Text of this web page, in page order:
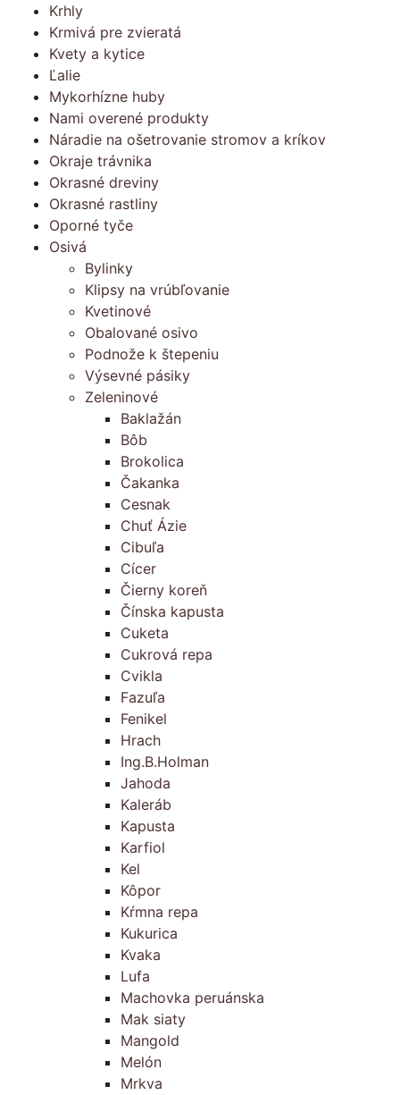
Krhly
Krmivá pre zvieratá
Kvety a kytice
Ľalie
Mykorhízne huby
Nami overené produkty
Náradie na ošetrovanie stromov a kríkov
Okraje trávnika
Okrasné dreviny
Okrasné rastliny
Oporné tyče
Osivá
Bylinky
Klipsy na vrúbľovanie
Kvetinové
Obalované osivo
Podnože k štepeniu
Výsevné pásiky
Zeleninové
Baklažán
Bôb
Brokolica
Čakanka
Cesnak
Chuť Ázie
Cibuľa
Cícer
Čierny koreň
Čínska kapusta
Cuketa
Cukrová repa
Cvikla
Fazuľa
Fenikel
Hrach
Ing.B.Holman
Jahoda
Kaleráb
Kapusta
Karfiol
Kel
Kôpor
Kŕmna repa
Kukurica
Kvaka
Lufa
Machovka peruánska
Mak siaty
Mangold
Melón
Mrkva